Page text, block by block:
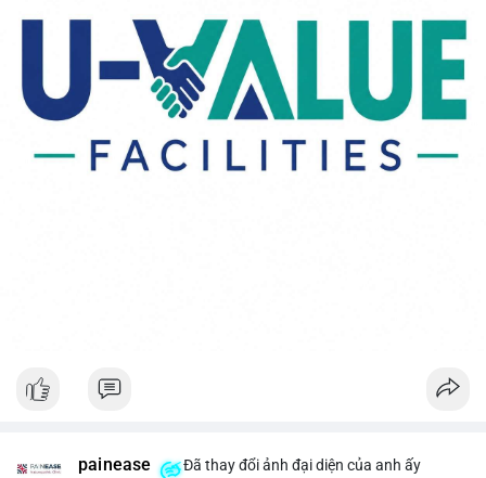
painease Đã thay đổi ảnh đại diện của anh ấy